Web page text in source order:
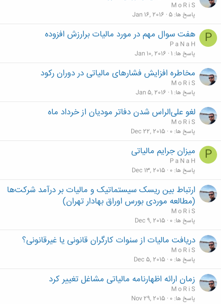
M o R i S
پاسخ ها 5
Jan 16, 2016
P هفت سوال مهم در مورد مالیات برارزش افزوده
P a N a H
پاسخ ها 1
Jan 10, 2016
مخاطره افزایش فشارهای مالیاتی در دوران رکود
M o R i S
پاسخ ها 1
Jan 5, 2016
لغو علی‌الراس شدن دفاتر مودیان از خرداد ماه
M o R i S
پاسخ ها 0
Dec 22, 2015
P میزان جرایم مالیاتی
P a N a H
پاسخ ها 0
Dec 13, 2015
ارتباط بین ریسک سیستماتیک و مالیات بر درآمد شرکت‌ها
(مطالعه موردی بورس اوراق بهادار تهران)
M o R i S
پاسخ ها 0
Dec 9, 2015
دریافت مالیات از سنوات کارگران قانونی یا غیرقانونی؟
M o R i S
پاسخ ها 0
Dec 5, 2015
زمان ارائه اظهارنامه مالیاتی مشاغل تغییر کرد
M o R i S
پاسخ ها 0
Nov 29, 2015